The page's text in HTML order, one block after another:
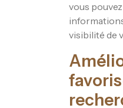
vous
visibilité de